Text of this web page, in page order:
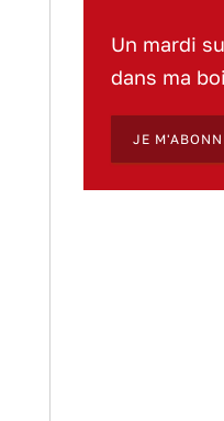
Un mardi
dans ma
JE